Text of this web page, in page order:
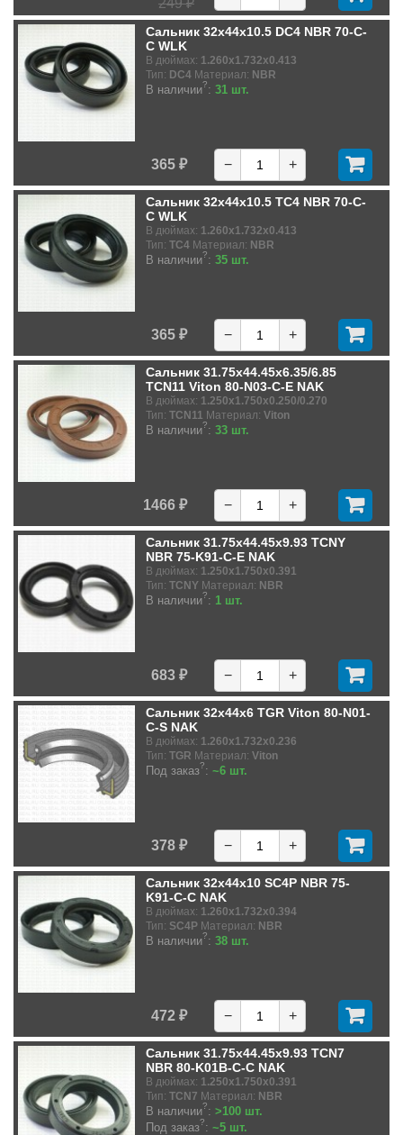
249 ₽
Сальник 32x44x10.5 DC4 NBR 70-C-
C WLK
В дюймах: 1.260x1.732x0.413
Тип: DC4 Материал: NBR
В наличии?: 31 шт.
365 ₽ − +
Сальник 32x44x10.5 TC4 NBR 70-C-
C WLK
В дюймах: 1.260x1.732x0.413
Тип: TC4 Материал: NBR
В наличии?: 35 шт.
365 ₽ − +
Сальник 31.75x44.45x6.35/6.85
TCN11 Viton 80-N03-C-E NAK
В дюймах: 1.250x1.750x0.250/0.270
Тип: TCN11 Материал: Viton
В наличии?: 33 шт.
1466 ₽ − +
Сальник 31.75x44.45x9.93 TCNY
NBR 75-K91-C-E NAK
В дюймах: 1.250x1.750x0.391
Тип: TCNY Материал: NBR
В наличии?: 1 шт.
683 ₽ − +
Сальник 32x44x6 TGR Viton 80-N01-
C-S NAK
В дюймах: 1.260x1.732x0.236
Тип: TGR Материал: Viton
Под заказ?: ~6 шт.
378 ₽ − +
Сальник 32x44x10 SC4P NBR 75-
K91-C-C NAK
В дюймах: 1.260x1.732x0.394
Тип: SC4P Материал: NBR
В наличии?: 38 шт.
472 ₽ − +
Сальник 31.75x44.45x9.93 TCN7
NBR 80-K01B-C-C NAK
В дюймах: 1.250x1.750x0.391
Тип: TCN7 Материал: NBR
В наличии?: >100 шт.
Под заказ?: ~5 шт.